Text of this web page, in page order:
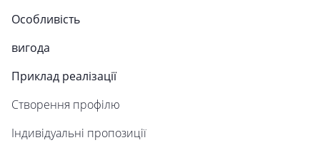
Особливість
вигода
Приклад реалізації
Створення профілю
Індивідуальні пропозиції